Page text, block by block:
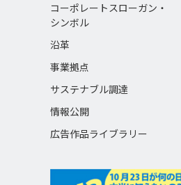
コーポレートスローガン・
シンボル
沿革
事業拠点
サステナブル調達
情報公開
広告作品ライブラリー